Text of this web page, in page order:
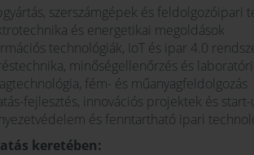
szerszámgépek és feldolgozóipari
és energetikai megoldások
technológiák, IoT és ipar 4.0
minőségellenőrzés és
fém- és műanyagfeldolgozás
fejlesztés, innovációs projektek és
és fenntartható ipari
keretében: